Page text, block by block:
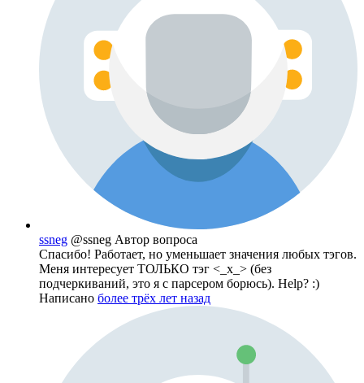
ssneg @ssneg Автор вопроса
Спасибо! Работает, но уменьшает значения любых тэгов.
Меня интересует ТОЛЬКО тэг <_x_> (без
подчеркиваний, это я с парсером борюсь). Help? :)
Написано более трёх лет назад